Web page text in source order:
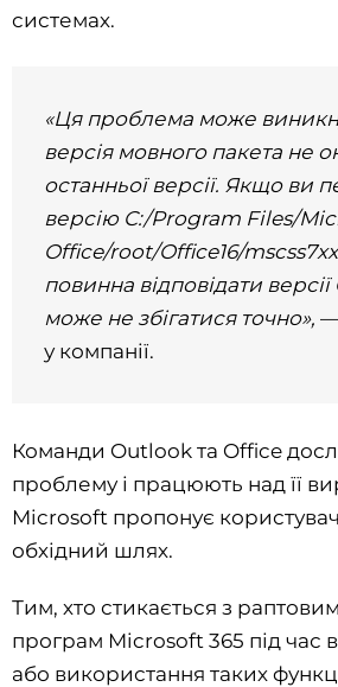
системах.
«Ця проблема може
версія мовного пакета не
останньої версії. Якщо ви
версію C:/Program Files/
Office/root/Office16/
повинна відповідати
може не збігатися точно», —
у компанії.
Команди Outlook та Office
проблему і працюють над її
Microsoft пропонує
обхідний шлях.
Тим, хто стикається з
програм Microsoft 365 під час
або використання таких